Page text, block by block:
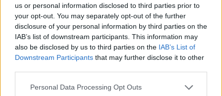
us or personal information disclosed to third parties prior to
your opt-out. You may separately opt-out of the further
disclosure of your personal information by third parties on the
IAB’s list of downstream participants. This information may
also be disclosed by us to third parties on the IAB’s List of
Downstream Participants that may further disclose it to other
Please note that this website/app uses one or more Google
Personal Data Processing Opt Outs
Fűszoknya kicsit másképp
Fotó: Bakró-Nagy Ferenc / Velvet #10